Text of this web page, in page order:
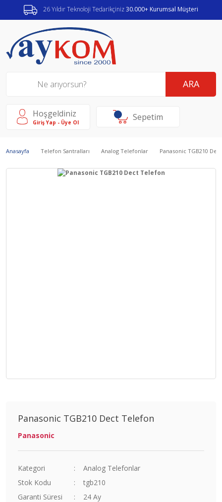
26 Yıldır Teknoloji Tedarikçiniz30.000+ Kurumsal Müşteri
ARA
Hoşgeldiniz
Giriş Yap - Üye Ol Sepetim
Anasayfa Telefon Santralları Analog Telefonlar Panasonic TGB210
Panasonic TGB210 Dect Telefon
Panasonic
Kategori
Analog Telefonlar
Stok Kodu
tgb210
Garanti Süresi
24 Ay